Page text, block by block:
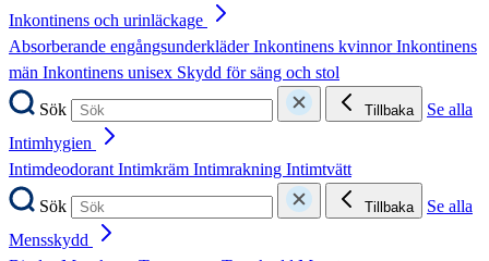
Inkontinens och urinläckage
Absorberande engångsunderkläderInkontinens kvinnorInkontinens
män Inkontinens unisex Skydd för säng och stol
Sök
Tillbaka
Se alla
Intimhygien
IntimdeodorantIntimkräm Intimrakning Intimtvätt
Sök
Tillbaka
Se alla
Mensskydd